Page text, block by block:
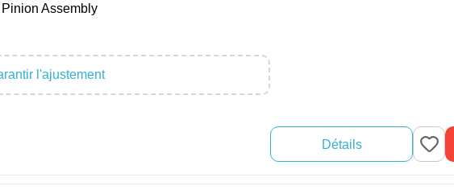
Assembly
l'ajustement
Détails